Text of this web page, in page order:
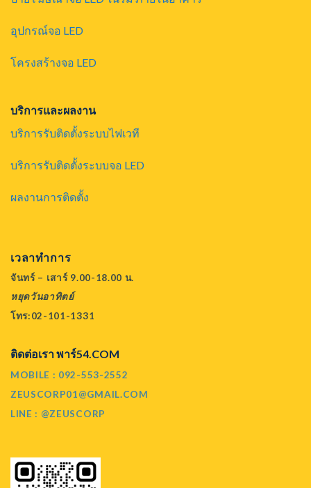
อุปกรณ์จอ LED
โครงสร้างจอ LED
บริการและผลงาน
บริการรับติดตั้งระบบไฟเวที
บริการรับติดตั้งระบบจอ LED
ผลงานการติดตั้ง
เวลาทำการ
จันทร์ – เสาร์ 9.00-18.00 น.
หยุดวันอาทิตย์
โทร:02-101-1331
ติดต่อเรา พาร์54.COM
MOBILE : 092-553-2552
ZEUSCORP01@GMAIL.COM
LINE : @ZEUSCORP